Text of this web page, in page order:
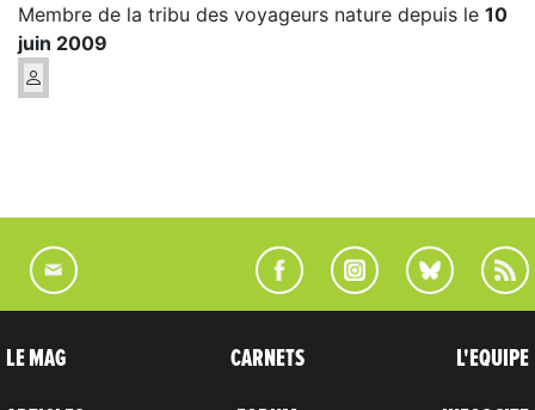
Membre de la tribu des voyageurs nature depuis le 10
juin 2009
LE MAG CARNETS L'EQUIPE